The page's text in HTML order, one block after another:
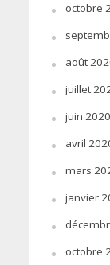
octobre
août
juillet
juin 2020
avril
mars
janvier
octobre